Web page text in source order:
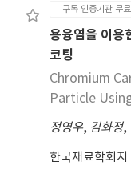
the influx of
restriction
the
vehicles on
when
was no
network's
total driving
구독 인증기관 무
용융염을 이용
코팅
Chromium
Particle
정영우, 김화정,
한국재료학회지